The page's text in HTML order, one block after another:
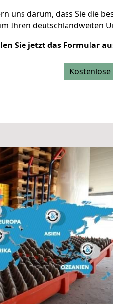
uns darum, dass Sie die
Ihren deutschlandweiten
Sie jetzt das Formular